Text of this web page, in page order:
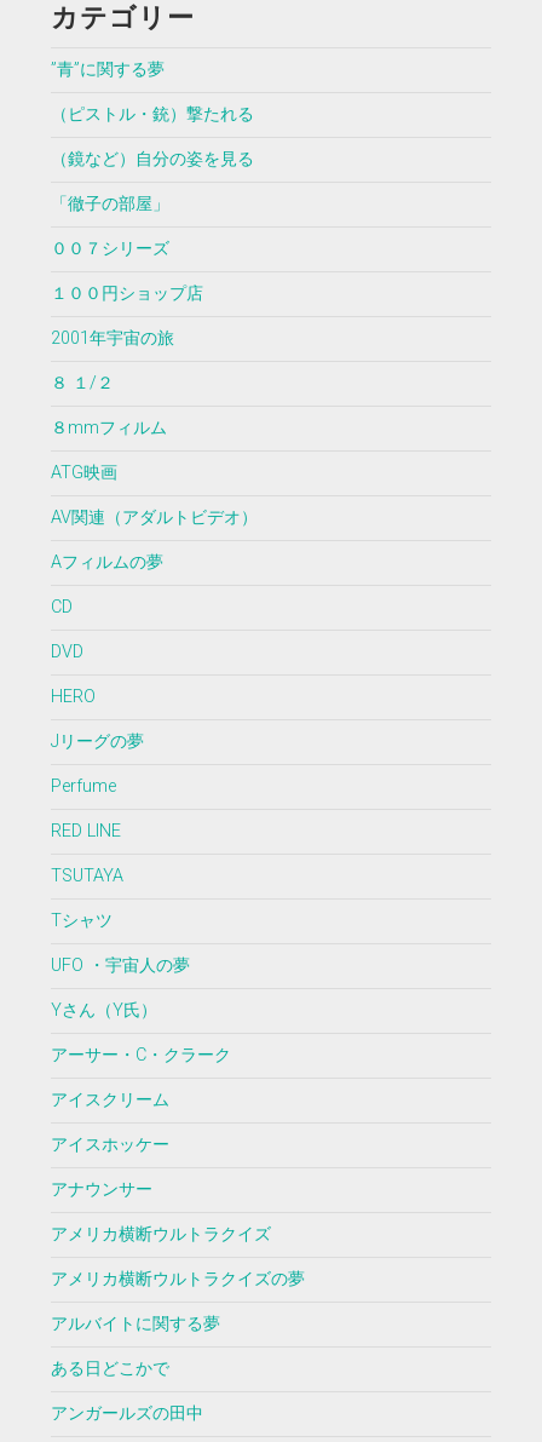
カテゴリー
”青”に関する夢
（ピストル・銃）撃たれる
（鏡など）自分の姿を見る
「徹子の部屋」
００７シリーズ
１００円ショップ店
2001年宇宙の旅
８ １/２
８mmフィルム
ATG映画
AV関連（アダルトビデオ）
Aフィルムの夢
CD
DVD
HERO
Jリーグの夢
Perfume
RED LINE
TSUTAYA
Tシャツ
UFO ・宇宙人の夢
Yさん（Y氏）
アーサー・C・クラーク
アイスクリーム
アイスホッケー
アナウンサー
アメリカ横断ウルトラクイズ
アメリカ横断ウルトラクイズの夢
アルバイトに関する夢
ある日どこかで
アンガールズの田中